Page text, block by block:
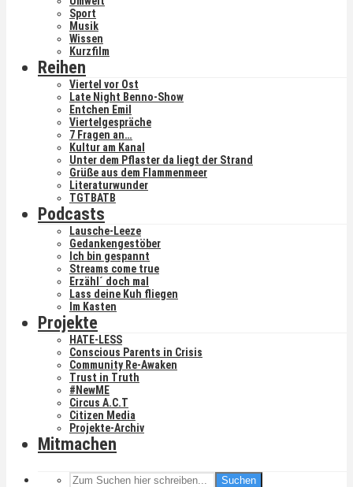
Sport
Musik
Wissen
Kurzfilm
Reihen
Viertel vor Ost
Late Night Benno-Show
Entchen Emil
Viertelgespräche
7 Fragen an…
Kultur am Kanal
Unter dem Pflaster da liegt der Strand
Grüße aus dem Flammenmeer
Literaturwunder
TGTBATB
Podcasts
Lausche-Leeze
Gedankengestöber
Ich bin gespannt
Streams come true
Erzähl´ doch mal
Lass deine Kuh fliegen
Im Kasten
Projekte
HATE-LESS
Conscious Parents in Crisis
Community Re-Awaken
Trust in Truth
#NewME
Circus A.C.T
Citizen Media
Projekte-Archiv
Mitmachen
Suchen